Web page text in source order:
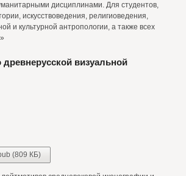
дисциплинами. Для студентов,
искусствоведения, религиоведения,
и культурной антропологии, а также всех
визуальной
(809 КБ)